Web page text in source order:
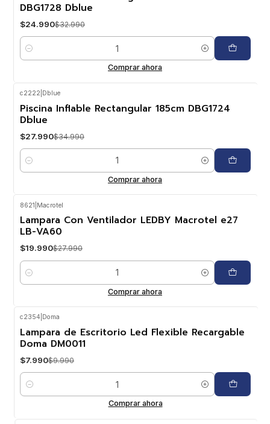
DBG1728 Dblue
$24.990$32.990
Cantidad
Comprar ahora
OFF
c2222 Dblue
Piscina Inflable Rectangular 185cm DBG1724
Dblue
$27.990$34.990
Cantidad
Comprar ahora
OFF
8621 Macrotel
Lampara Con Ventilador LEDBY Macrotel e27
LB-VA60
$19.990$27.990
Cantidad
Comprar ahora
OFF
c2354 Doma
Lampara de Escritorio Led Flexible Recargable
Doma DM0011
$7.990$9.990
Cantidad
Comprar ahora